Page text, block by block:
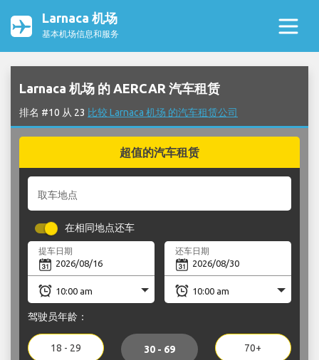
Larnaca 机场
基本机场信息和服务
Larnaca 机场 的 AERCAR 汽车租赁
排名 #10 从 23 比较 Larnaca 机场 的汽车租赁公司
超值的汽车租赁
取车地点
在相同地点还车
提车日期 还车日期
驾驶员年龄：
18 - 29 30 - 69 70+